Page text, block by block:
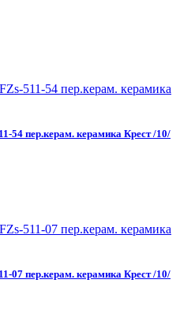
54 пер.керам. керамика Крест /10/
07 пер.керам. керамика Крест /10/